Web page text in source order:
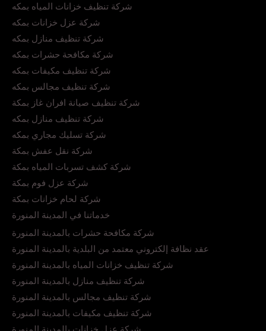
شركة تنظيف خزانات المياه بمكه
شركة عزل خزانات بمكه
شركة تنظيف منازل بمكه
شركة مكافحة حشرات بمكه
شركة تنظيف مكيفات بمكه
شركة تنظيف مجالس بمكه
شركة تنظيف صيانة افران غاز بمكة
شركة تنظيف منازل بمكه
شركة تسليك مجاري بمكه
شركة نقل عفش بمكة
شركة كشف تسربات المياه بمكة
شركة عزل فوم بمكة
شركة لحام خزانات بمكة
خدماتنا في المدينة المنورة
شركة مكافحة حشرات بالمدينة المنورة
عقد نظافة إلكتروني معتمد من البلدية بالمدينة المنورة
شركة تنظيف خزانات المياه بالمدينة المنورة
شركة تنظيف منازل بالمدينة المنورة
شركة تنظيف مجالس بالمدينة المنورة
شركة تنظيف مكيفات بالمدينة المنورة